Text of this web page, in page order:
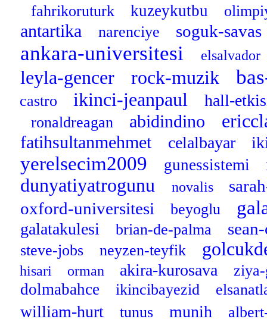
fahrikoruturk kuzeykutbu
antartika narenciye soguk-savas
ankara-universitesi elsalvador
leyla-gencer rock-muzik
castro ikinci-jeanpaul hall-
ronaldreagan abidindino
fatihsultanmehmet celalbayar
yerelsecim2009 gunessistemi
dunyatiyatrogunu novalis
oxford-universitesi
beyoglu
galatakulesi brian-de-palma
steve-jobs neyzen-teyfik
hisari orman akira-kurosava
dolmabahce ikincibayezid
william-hurt tunus munih